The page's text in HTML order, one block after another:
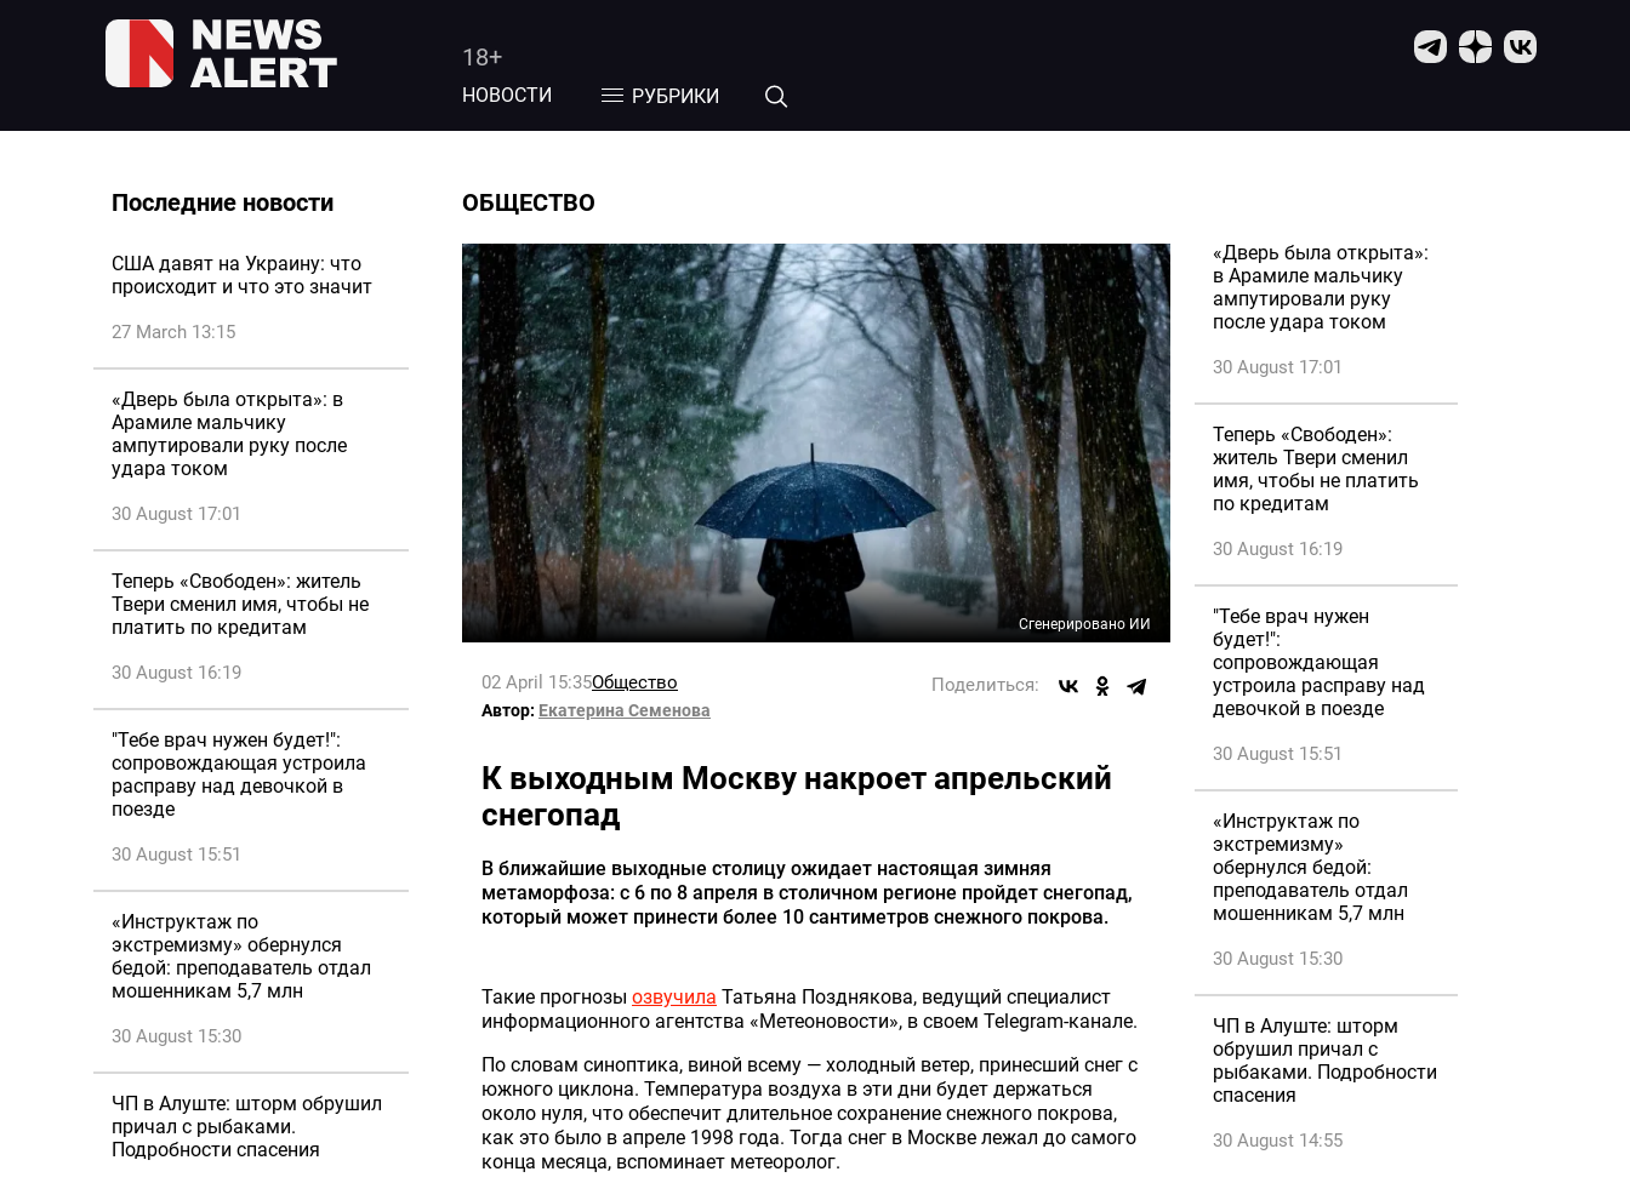
18+
НОВОСТИ РУБРИКИ
Последние новости
США давят на Украину: что
происходит и что это значит
27 March 13:15
«Дверь была открыта»: в
Арамиле мальчику
ампутировали руку после
удара током
30 August 17:01
Теперь «Свободен»: житель
Твери сменил имя, чтобы не
платить по кредитам
30 August 16:19
"Тебе врач нужен будет!":
сопровождающая устроила
расправу над девочкой в
поезде
30 August 15:51
«Инструктаж по
экстремизму» обернулся
бедой: преподаватель отдал
мошенникам 5,7 млн
30 August 15:30
ЧП в Алуште: шторм обрушил
причал с рыбаками.
Подробности спасения
ОБЩЕСТВО
Сгенерировано ИИ
02 April 15:35Общество Поделиться:
Автор: Екатерина Семенова
К выходным Москву накроет апрельский
снегопад
В ближайшие выходные столицу ожидает настоящая зимняя
метаморфоза: с 6 по 8 апреля в столичном регионе пройдет снегопад,
который может принести более 10 сантиметров снежного покрова.
Такие прогнозы озвучила Татьяна Позднякова, ведущий специалист
информационного агентства «Метеоновости», в своем Telegram-канале.
По словам синоптика, виной всему — холодный ветер, принесший снег с
южного циклона. Температура воздуха в эти дни будет держаться
около нуля, что обеспечит длительное сохранение снежного покрова,
как это было в апреле 1998 года. Тогда снег в Москве лежал до самого
конца месяца, вспоминает метеоролог.
«Дверь была открыта»:
в Арамиле мальчику
ампутировали руку
после удара током
30 August 17:01
Теперь «Свободен»:
житель Твери сменил
имя, чтобы не платить
по кредитам
30 August 16:19
"Тебе врач нужен
будет!":
сопровождающая
устроила расправу над
девочкой в поезде
30 August 15:51
«Инструктаж по
экстремизму»
обернулся бедой:
преподаватель отдал
мошенникам 5,7 млн
30 August 15:30
ЧП в Алуште: шторм
обрушил причал с
рыбаками. Подробности
спасения
30 August 14:55